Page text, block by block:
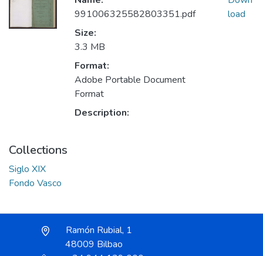
991006325582803351.pdf
Size:
3.3 MB
Format:
Adobe Portable Document
Format
Description:
load
Collections
Siglo XIX
Fondo Vasco
Ramón Rubial, 1
48009 Bilbao